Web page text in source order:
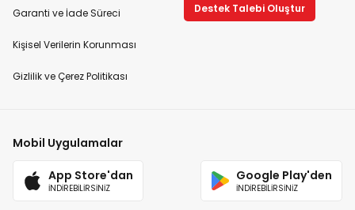
Garanti ve İade Süreci
Kişisel Verilerin Korunması
Gizlilik ve Çerez Politikası
Destek Talebi Oluştur
Mobil Uygulamalar
App Store'dan
İNDİREBİLİRSİNİZ
Google Play'den
İNDİREBİLİRSİNİZ